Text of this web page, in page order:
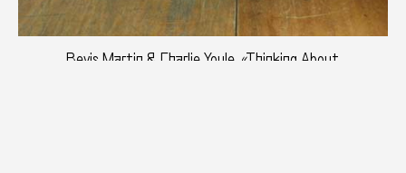
Bevis Martin & Charlie Youle, «Thinking About